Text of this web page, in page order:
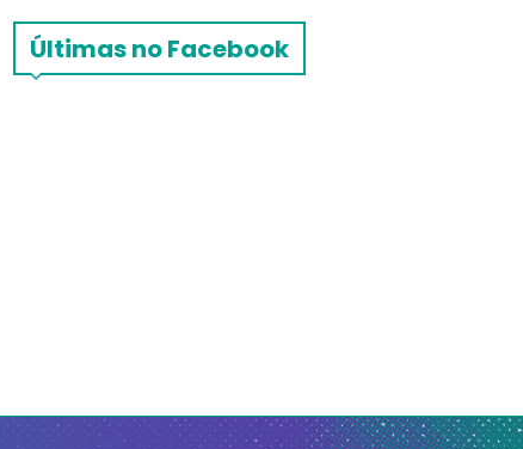
Últimas no Facebook